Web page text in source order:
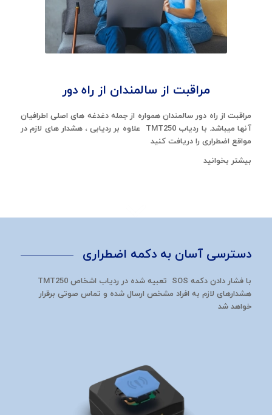
مراقبت از سالمندان از راه دور
مراقبت از راه دور سالمندان همواره از جمله دغدغه های اصلی اطرافیان
آنها میباشد. با ردیاب TMT250 علاوه بر ردیابی ، هشدار های لازم در
مواقع اضطراری را دریافت کنید
بیشتر بخوانید
دسترسی آسان به دکمه اضطراری
با فشار دادن دکمه SOS تعبیه شده در ردیاب اشخاص TMT250
هشدارهای لازم به افراد مشخص ارسال شده و تماس صوتی برقرار
خواهد شد